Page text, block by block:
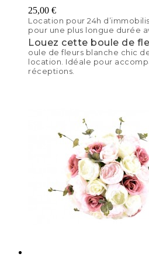
25,00 €
Location pour 24h
pour une plus longue durée
Louez cette boule de
oule de fleurs blanche chic
location. Idéale pour
réceptions.